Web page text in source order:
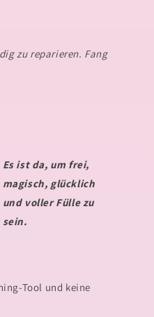
zu reparieren. Fang
Es ist da, um frei,
magisch, glücklich
und voller Füllezu
sein.
Tool und keine